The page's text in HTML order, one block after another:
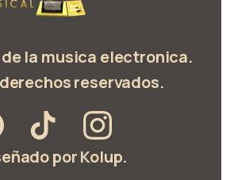
la musica electronica.
reservados.
por Kolup.